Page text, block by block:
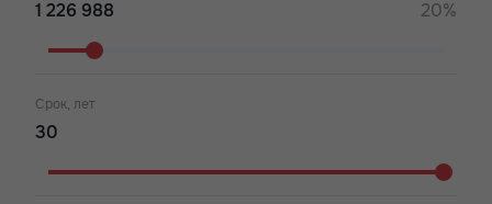
20%
Срок, лет